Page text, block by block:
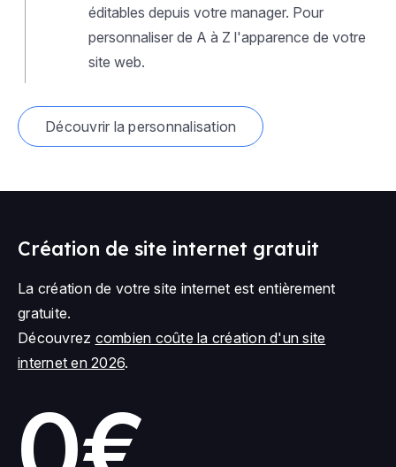
éditables depuis votre manager. Pour
personnaliser de A à Z l'apparence de votre
site web.
Découvrir la personnalisation
Création de site internet gratuit
La création de votre site internet est entièrement
gratuite.
Découvrez combien coûte la création d'un site
internet en 2026.